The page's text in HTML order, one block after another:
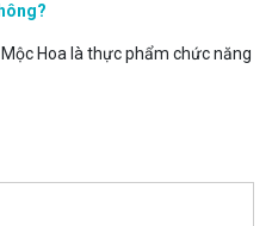
Hoa là thực phẩm chức năng